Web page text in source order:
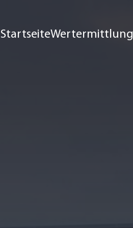
StartseiteWertermittlung